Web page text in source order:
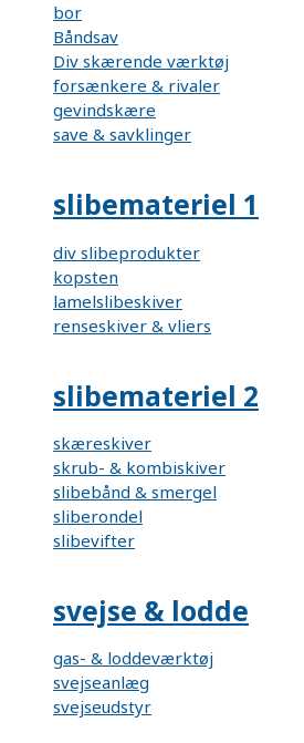
bor
Båndsav
Div skærende værktøj
forsænkere & rivaler
gevindskære
save & savklinger
slibemateriel 1
div slibeprodukter
kopsten
lamelslibeskiver
renseskiver & vliers
slibemateriel 2
skæreskiver
skrub- & kombiskiver
slibebånd & smergel
sliberondel
slibevifter
svejse & lodde
gas- & loddeværktøj
svejseanlæg
svejseudstyr